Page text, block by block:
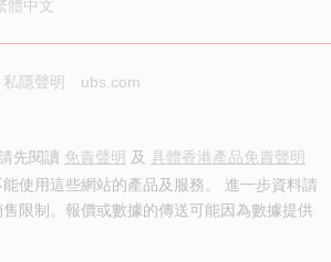
體中文
私隱聲明 ubs.com
先閱讀 免責聲明 及 具體香港產品免責聲明
使用這些網站的產品及服務。 進一步資料請
限制。報價或數據的傳送可能因為數據提供